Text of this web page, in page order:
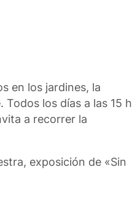
en los jardines, la
los días a las 15 h
a recorrer la
exposición de «Sin